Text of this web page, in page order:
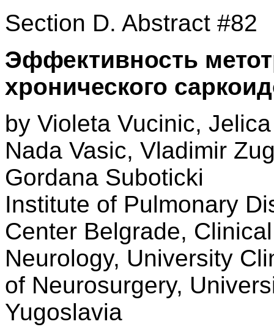
Section D. Abstract #82
Эффективность
хронического
by Violeta Vucinic,
Nada Vasic, Vladimir
Gordana Suboticki
Institute of Pulmonary
Center Belgrade,
Neurology, University
of Neurosurgery,
Yugoslavia